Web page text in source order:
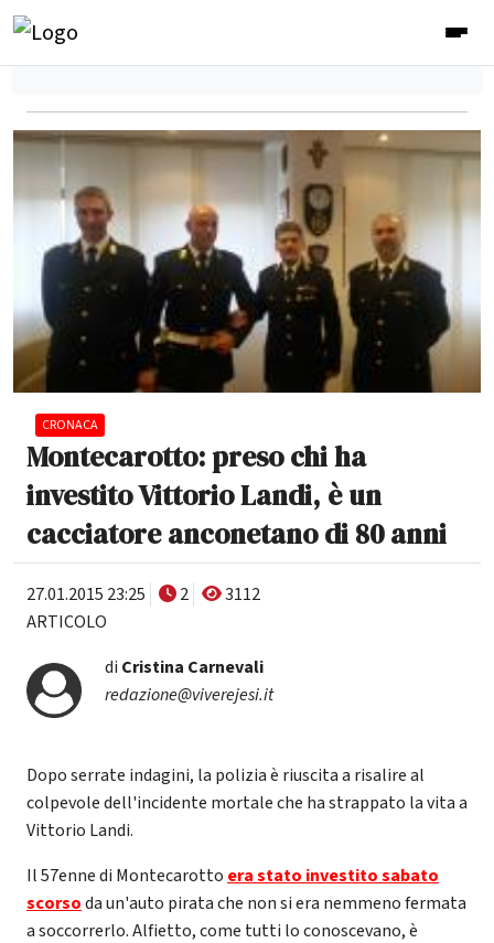
CRONACA
Montecarotto: preso chi ha
investito Vittorio Landi, è un
cacciatore anconetano di 80 anni
27.01.2015 23:25 2
3112
ARTICOLO
di Cristina Carnevali
redazione@viverejesi.it
Dopo serrate indagini, la polizia è riuscita a risalire al
colpevole dell'incidente mortale che ha strappato la vita a
Vittorio Landi.
Il 57enne di Montecarotto era stato investito sabato
scorsoda un'auto pirata che non si era nemmeno fermata
a soccorrerlo. Alfietto, come tutti lo conoscevano, è